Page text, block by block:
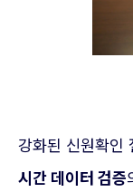
강화된 신원확인
시간 데이터 검증